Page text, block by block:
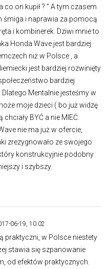
co on kupił ? ” A tym czasem
śmiga i naprawia za pomocą
i kombinerek. Dziwi mnie to
Honda Wave jest bardziej
niż w Polsce , a
jest bardziej rozwinięty
bardziej
Mentalnie jesteśmy w
moje dzieci ( bo już widzę
chciały BYĆ a nie MIEĆ.
nie ma już w ofercie,
zrezygnowało ze swojego
konstrukcyjnie podobny
i szybszy.
06-19, 10:02
praktyczni, w Polsce niestety
stawia się szpanowanie
od efektów praktycznych.